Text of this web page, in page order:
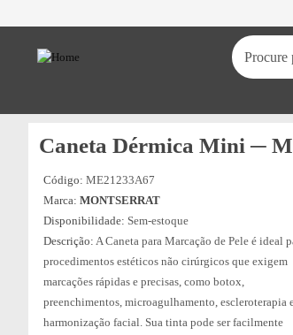
Procure
Caneta Dérmica Mini ─
Código: ME21233A67
Marca: MONTSERRAT
Disponibilidade: Sem-estoque
Descrição: A Caneta para Marcação de Pele é ideal
procedimentos estéticos não cirúrgicos que exigem
marcações rápidas e precisas, como botox,
preenchimentos, microagulhamento, escleroterapia
harmonização facial. Sua tinta pode ser facilmente